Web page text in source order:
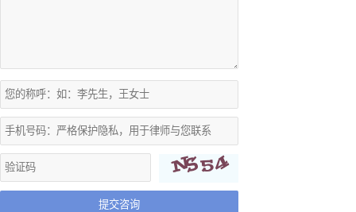
提交咨询